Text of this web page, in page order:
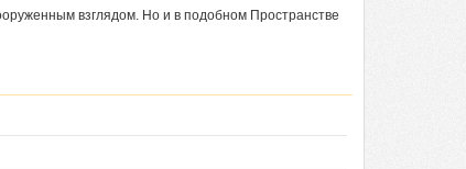
взглядом. Но и в подобном Пространстве